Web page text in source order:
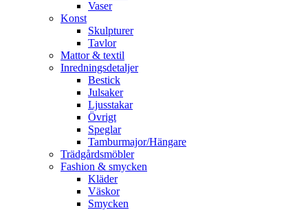
Vaser
Konst
Skulpturer
Tavlor
Mattor & textil
Inredningsdetaljer
Bestick
Julsaker
Ljusstakar
Övrigt
Speglar
Tamburmajor/Hängare
Trädgårdsmöbler
Fashion & smycken
Kläder
Väskor
Smycken